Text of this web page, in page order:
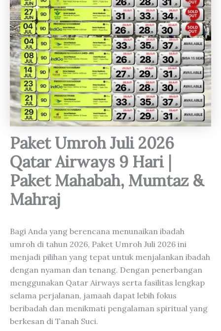
Paket Umroh Juli 2026
Qatar Airways 9 Hari |
Paket Mahabah, Mumtaz &
Mahraj
Bagi Anda yang berencana menunaikan ibadah
umroh di tahun 2026, Paket Umroh Juli 2026 ini
menjadi pilihan yang tepat untuk menjalankan ibadah
dengan nyaman dan tenang. Dengan penerbangan
menggunakan Qatar Airways serta fasilitas lengkap
selama perjalanan, jamaah dapat lebih fokus
beribadah dan menikmati pengalaman spiritual yang
berkesan di Tanah Suci.